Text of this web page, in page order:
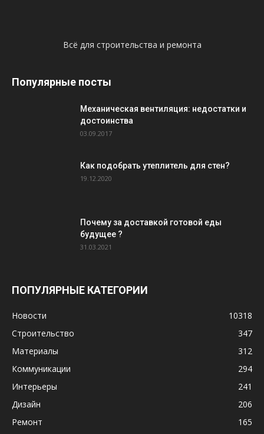
Всё для строительства и ремонта
Популярные посты
Механическая вентиляция: недостатки и
достоинства
03.09.2017
Как подобрать утеплитель для стен?
19.12.2020
Почему за доставкой готовой еды
будущее ?
31.03.2021
ПОПУЛЯРНЫЕ КАТЕГОРИИ
Новости
10318
Строительство
347
Материалы
312
Коммуникации
294
Интерьеры
241
Дизайн
206
Ремонт
165